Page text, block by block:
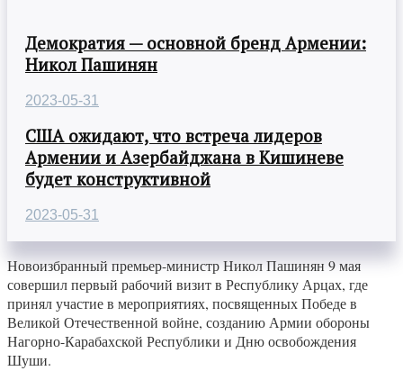
Демократия — основной бренд Армении:
Никол Пашинян
2023-05-31
США ожидают, что встреча лидеров
Армении и Азербайджана в Кишиневе
будет конструктивной
2023-05-31
Новоизбранный премьер-министр Никол Пашинян 9 мая
совершил первый рабочий визит в Республику Арцах, где
принял участие в мероприятиях, посвященных Победе в
Великой Отечественной войне, созданию Армии обороны
Нагорно-Карабахской Республики и Дню освобождения
Шуши.